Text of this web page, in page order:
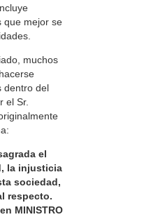
que mejor se
muchos
dentro del
el Sr.
el
la injusticia
sociedad,
respecto.
MINISTRO